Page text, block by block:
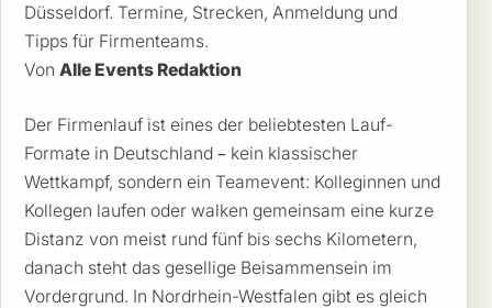
Düsseldorf. Termine, Strecken, Anmeldung und
Tipps für Firmenteams.
Von Alle Events Redaktion
Der Firmenlauf ist eines der beliebtesten Lauf-
Formate in Deutschland – kein klassischer
Wettkampf, sondern ein Teamevent: Kolleginnen und
Kollegen laufen oder walken gemeinsam eine kurze
Distanz von meist rund fünf bis sechs Kilometern,
danach steht das gesellige Beisammensein im
Vordergrund. In Nordrhein-Westfalen gibt es gleich